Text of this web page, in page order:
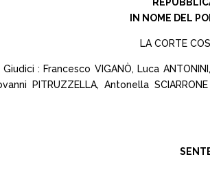
IN NOME DEL
LA CORTE
: Francesco VIGANÒ, Luca
PITRUZZELLA, Antonella